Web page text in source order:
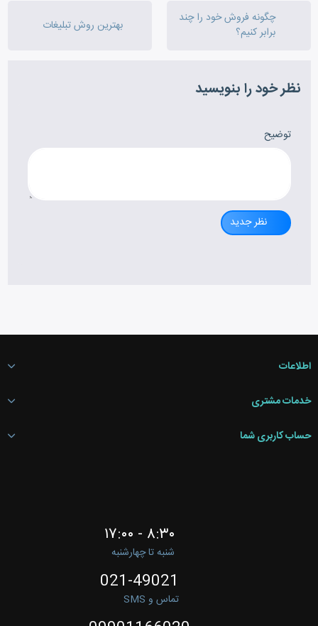
چگونه فروش خود را چند
برابر کنیم؟
بهترین روش تبلیغات
نظر خود را بنویسید
توضیح
نظر جدید
اطلاعات
خدمات مشتری
حساب کاربری شما
۸:۳۰ - ۱۷:۰۰
شنبه تا چهارشنبه
021-49021
تماس و SMS